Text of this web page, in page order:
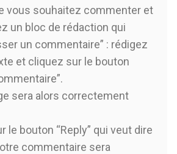
vous souhaitez commenter et
un bloc de rédaction qui
un commentaire” : rédigez
et cliquez sur le bouton
sera alors correctement
le bouton “Reply” qui veut dire
commentaire sera